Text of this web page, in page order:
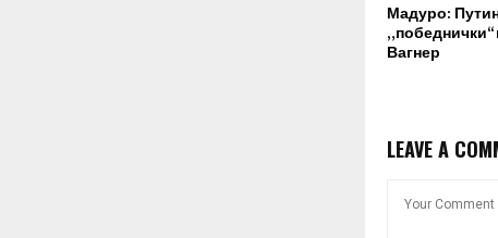
Мадуро:
„победнички“
Вагнер
LEAVE A